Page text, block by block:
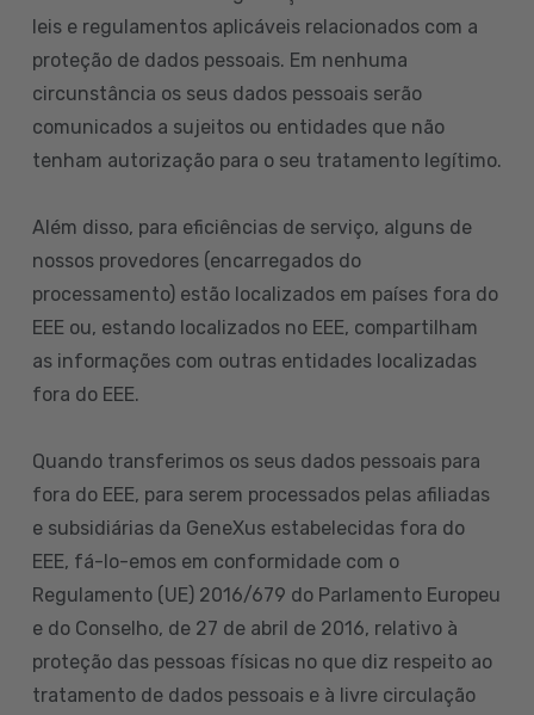
leis e regulamentos aplicáveis relacionados com a
proteção de dados pessoais. Em nenhuma
circunstância os seus dados pessoais serão
comunicados a sujeitos ou entidades que não
tenham autorização para o seu tratamento legítimo.
Além disso, para eficiências de serviço, alguns de
nossos provedores (encarregados do
processamento) estão localizados em países fora do
EEE ou, estando localizados no EEE, compartilham
as informações com outras entidades localizadas
fora do EEE.
Quando transferimos os seus dados pessoais para
fora do EEE, para serem processados pelas afiliadas
e subsidiárias da GeneXus estabelecidas fora do
EEE, fá-lo-emos em conformidade com o
Regulamento (UE) 2016/679 do Parlamento Europeu
e do Conselho, de 27 de abril de 2016, relativo à
proteção das pessoas físicas no que diz respeito ao
tratamento de dados pessoais e à livre circulação